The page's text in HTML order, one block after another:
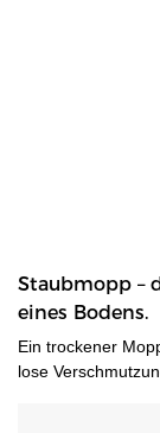
abnehmen, um
sind auch
Moppkopf
Teleskopischer
erreichen.-Mit
Entfernen& den
Staubmopp –
eines Bodens.
Ein trockener
lose